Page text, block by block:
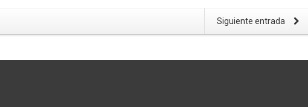
Siguiente entrada